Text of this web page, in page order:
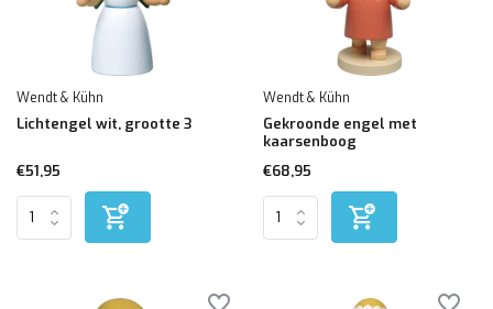
Wendt & Kühn
Lichtengel wit, grootte 3
€51,95
Wendt & Kühn
Gekroonde engel met
kaarsenboog
€68,95